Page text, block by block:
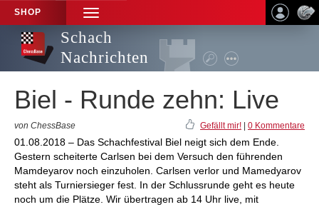
SHOP
TOGGLE
NAVIGATION
Schach
Nachrichten
Biel - Runde zehn: Live
von ChessBase Gefällt mir! 0 Kommentare
01.08.2018 – Das Schachfestival Biel neigt sich dem Ende.
Gestern scheiterte Carlsen bei dem Versuch den führenden
Mamdeyarov noch einzuholen. Carlsen verlor und Mamedyarov
steht als Turniersieger fest. In der Schlussrunde geht es heute
noch um die Plätze. Wir übertragen ab 14 Uhr live, mit